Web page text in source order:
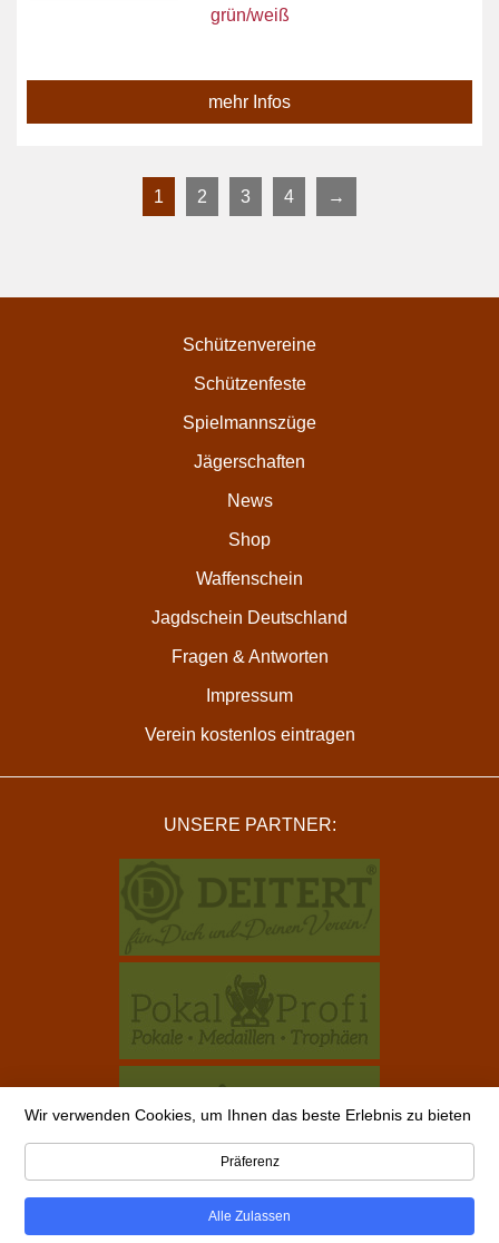
grün/weiß
mehr Infos
1 2 3 4 →
Schützenvereine
Schützenfeste
Spielmannszüge
Jägerschaften
News
Shop
Waffenschein
Jagdschein Deutschland
Fragen & Antworten
Impressum
Verein kostenlos eintragen
UNSERE PARTNER:
Copyright © 2026 alle-schuetzenvereine.de ist ein Projekt
Wir verwenden Cookies, um Ihnen das beste Erlebnis zu bieten
Präferenz
Alle Zulassen